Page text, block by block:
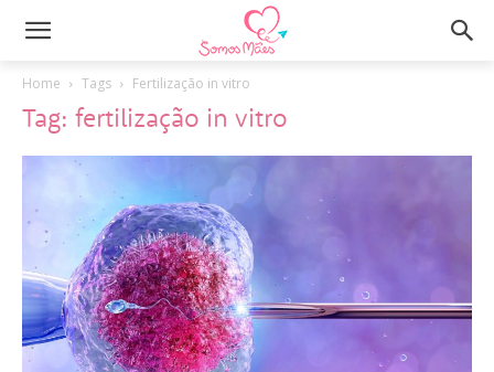
Home Tags Fertilização in vitro
Tag: fertilização in vitro